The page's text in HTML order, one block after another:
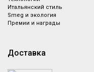
Итальянский стиль
Smeg и экология
Премии и награды
Доставка